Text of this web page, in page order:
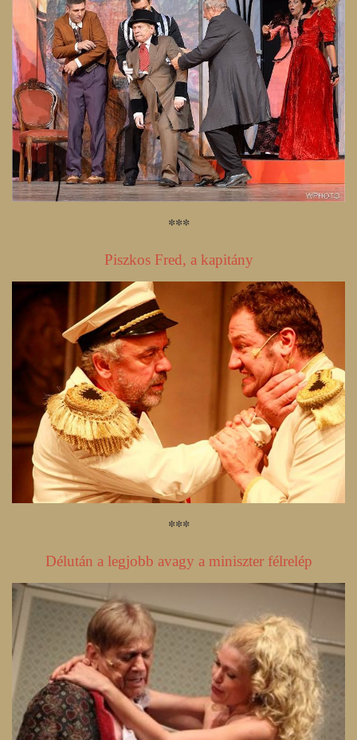
***
Piszkos Fred, a kapitány
***
Délután a legjobb avagy a miniszter félrelép